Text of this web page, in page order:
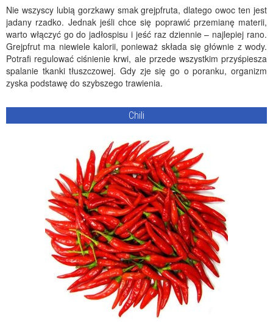
Nie wszyscy lubią gorzkawy smak grejpfruta, dlatego owoc ten jest
jadany rzadko. Jednak jeśli chce się poprawić przemianę materii,
warto włączyć go do jadłospisu i jeść raz dziennie – najlepiej rano.
Grejpfrut ma niewiele kalorii, ponieważ składa się głównie z wody.
Potrafi regulować ciśnienie krwi, ale przede wszystkim przyśpiesza
spalanie tkanki tłuszczowej. Gdy zje się go o poranku, organizm
zyska podstawę do szybszego trawienia.
Chili